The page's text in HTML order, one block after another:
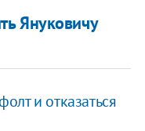
Януковичу
и отказаться